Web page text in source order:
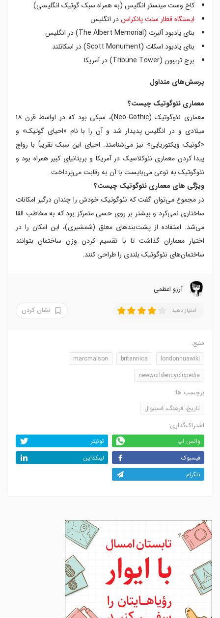
کاخ وست مینستر انگلیس (به همراه سبک گوتیک انگلیسی)
ایستگاه قطار سنت پانکراسدر انگلیس
بنای یادبود آلبرت (The Albert Memorial) در انگلیس
بنای یادبود اسکات (Scott Monument) در اسکاتلند
برج تریبون (Tribune Tower) در آمریکا
پرسش‌های متداول
معماری نئوگوتیک چیست؟
معماری نئوگوتیک (Neo-Gothic)، سبکی بود که در اواسط قرن ۱۸
میلادی و در انگلیس پدیدار شد و آن را با نام «احیای گوتیک» و
«گوتیک ویکتوریایی» نیز می‌شناسند. احیای این سبک تقریباً با رواج
پیدا کردن معماری نئوکلاسیک در آمریکا و بریتانیای کبیر همراه بود و
نئوگوتیک به نوعی می‌بایست با آن به رقابت می‌پرداخت.
ویژگی های معماری نئوگوتیک چیست؟
در مجموع می‌توان گفت که نئوگوتیک خودش را چندان درگیر امکانات
ساختاری نمی‌کرد و بیشتر بر روی حسی متمرکز بود که به مخاطب القا
می‌شد. استفاده از پشت‌بندهای معلق (شمشیری)، این امکان را در
اختیار معماران گذاشت تا با تقسیم کردن وزن ساختمان بتوانند
ساختمان‌های نئوگوتیک بلندی را طراحی کنند.
آرزو اعظمی
امتیاز دهید نشان کردن
منبع:
londonhuawiki
britannica
marcmaison
newworldencyclopedia
برچسب ها:
تاریخ، فرهنگ، فستیوال
اشتراک‌گذاری:
واتس اپ
توئیتر
فیسبوک
لینکداین
تلگرام